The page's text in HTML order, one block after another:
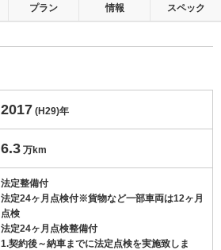
プラン
情報
スペック
2017 (H29)年
6.3 万km
法定整備付
法定24ヶ月点検付※貨物など一部車両は12ヶ月
点検
法定24ヶ月点検整備付
1.契約後～納車までに法定点検を実施致しま